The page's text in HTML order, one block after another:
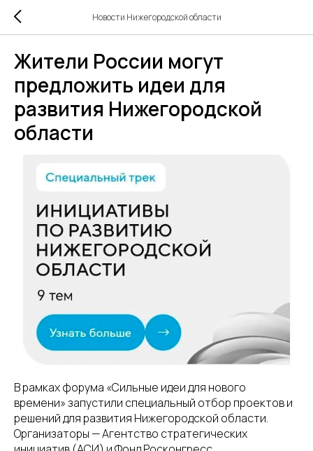
Новости Нижегородской области
Жители России могут
предложить идеи для
развития Нижегородской
области
В рамках форума «Сильные идеи для нового
времени» запустили специальный отбор проектов и
решений для развития Нижегородской области.
Организаторы — Агентство стратегических